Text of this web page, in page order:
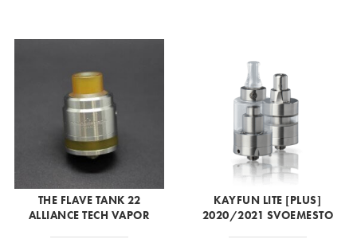
THE FLAVE TANK 22
ALLIANCE TECH VAPOR
KAYFUN LITE [PLUS]
2020/2021 SVOEMESTO